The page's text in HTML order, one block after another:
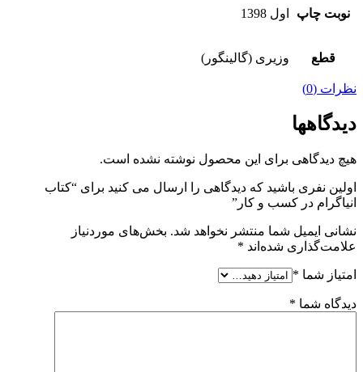
نوبت چاپ اول 1398
قطع وزیری (گالینگور)
نظرات (0)
دیدگاهها
هیچ دیدگاهی برای این محصول نوشته نشده است.
اولین نفری باشید که دیدگاهی را ارسال می کنید برای “کتاب
انیاگرام در کسب و کار”
نشانی ایمیل شما منتشر نخواهد شد. بخش‌های موردنیاز
علامت‌گذاری شده‌اند *
امتیاز شما *
دیدگاه شما *